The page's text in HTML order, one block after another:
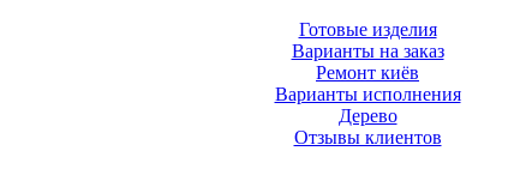
Готовые изделия
Варианты на заказ
Ремонт киёв
Варианты исполнения
Дерево
Отзывы клиентов